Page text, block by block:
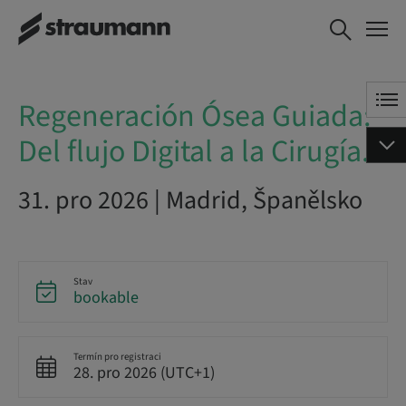
Regeneración Ósea
Guiada: Del flujo
ZAREZERVOVAT NYNÍ
Regeneración Ósea Guiada:
Del flujo Digital a la Cirugía.
31. pro 2026 | Madrid, Španělsko
Stav
bookable
Termín pro registraci
28. pro 2026 (UTC+1)